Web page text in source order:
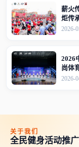
薪火
炬传
2026-
2026
尚体
2026-
关于我们
全民健身活动推